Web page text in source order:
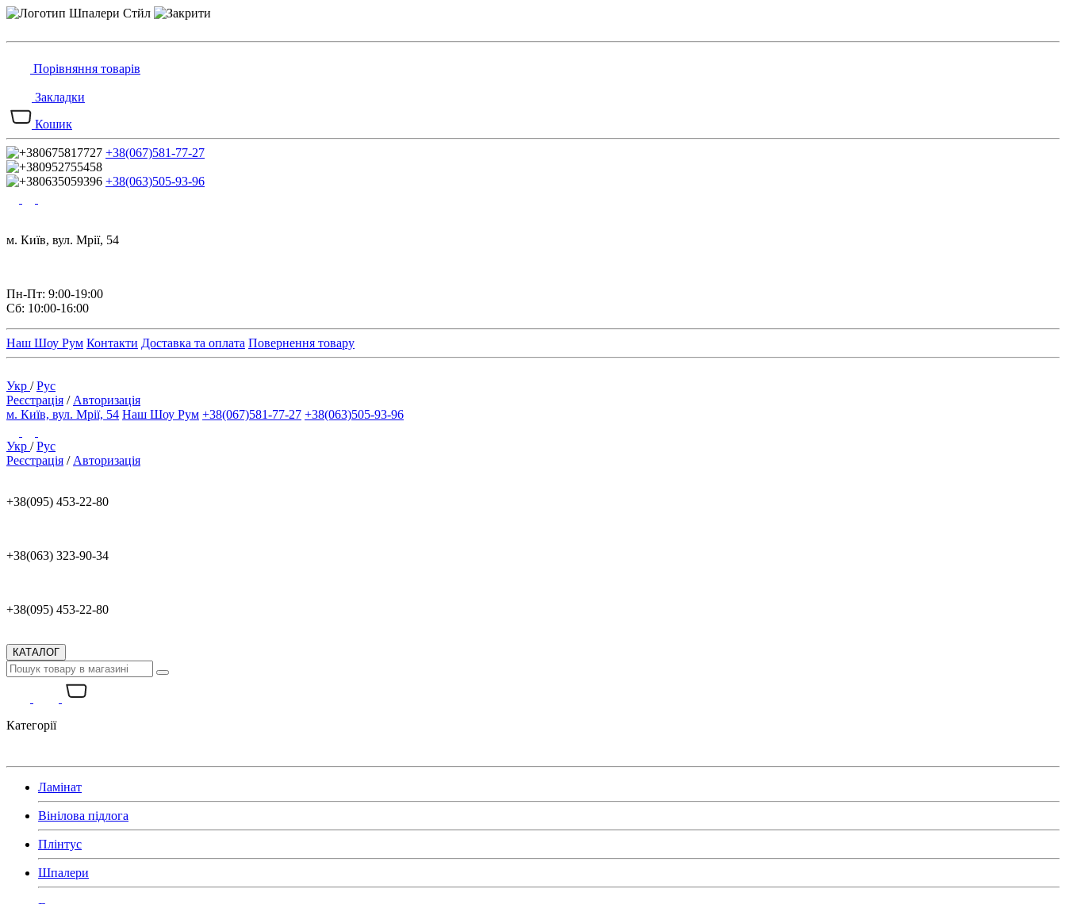
Порівняння товарів
Закладки
Кошик
+38(067)581-77-27
+38(063)505-93-96
м. Київ, вул. Мрії, 54
Пн-Пт: 9:00-19:00
Сб: 10:00-16:00
Наш Шоу Рум Контакти Доставка та оплата Повернення товару
Укр /Рус
Реєстрація / Авторизація
м. Київ, вул. Мрії, 54 Наш Шоу Рум +38(067)581-77-27 +38(063)505-93-96
Укр /Рус
Реєстрація / Авторизація
+38(095) 453-22-80
+38(063) 323-90-34
+38(095) 453-22-80
КАТАЛОГ
Категорії
Ламінат
Вінілова підлога
Плінтус
Шпалери